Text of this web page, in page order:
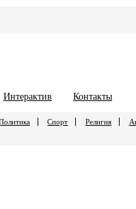
Интерактив Контакты
Спорт Религия